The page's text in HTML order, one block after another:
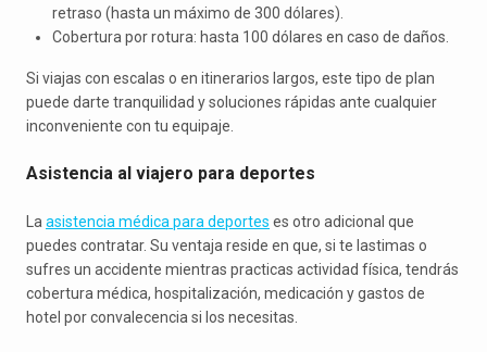
retraso (hasta un máximo de 300 dólares).
Cobertura por rotura: hasta 100 dólares en caso de daños.
Si viajas con escalas o en itinerarios largos, este tipo de plan
puede darte tranquilidad y soluciones rápidas ante cualquier
inconveniente con tu equipaje.
Asistencia al viajero para deportes
La asistencia médica para deportes es otro adicional que
puedes contratar. Su ventaja reside en que, si te lastimas o
sufres un accidente mientras practicas actividad física, tendrás
cobertura médica, hospitalización, medicación y gastos de
hotel por convalecencia si los necesitas.